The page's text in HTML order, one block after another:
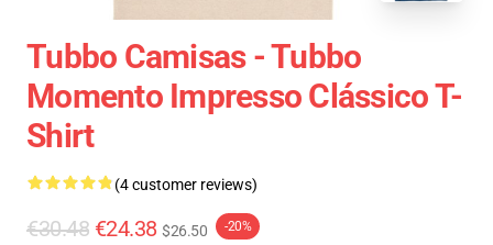
Tubbo Camisas - Tubbo
Momento Impresso Clássico T-
Shirt
(4 customer reviews)
€30.48 €24.38 $26.50 -20%